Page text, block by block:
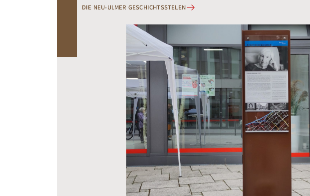
DIE NEU-ULMER GESCHICHTSSTELEN